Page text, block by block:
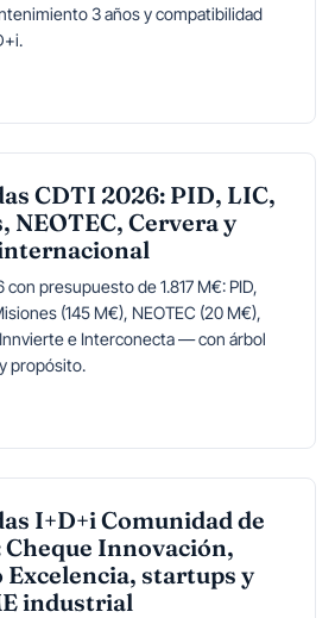
3 años y compatibilidad
CDTI 2026: PID, LIC,
NEOTEC, Cervera y
con presupuesto de 1.817 M€: PID,
(145 M€), NEOTEC (20 M€),
e Interconecta — con árbol
propósito.
I+D+i Comunidad de
Innovación,
Excelencia, startups y
industrial